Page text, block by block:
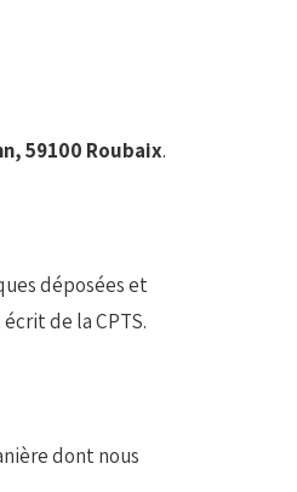
59100 Roubaix.
déposées et
de la CPTS.
dont nous